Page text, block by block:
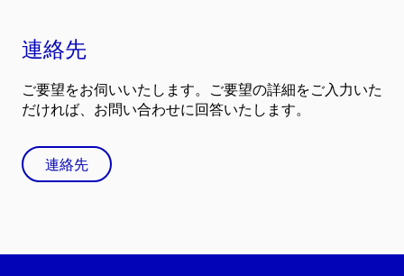
連絡先
ご要望をお伺いいたします。ご要望の詳細をご入力いた
だければ、お問い合わせに回答いたします。
連絡先